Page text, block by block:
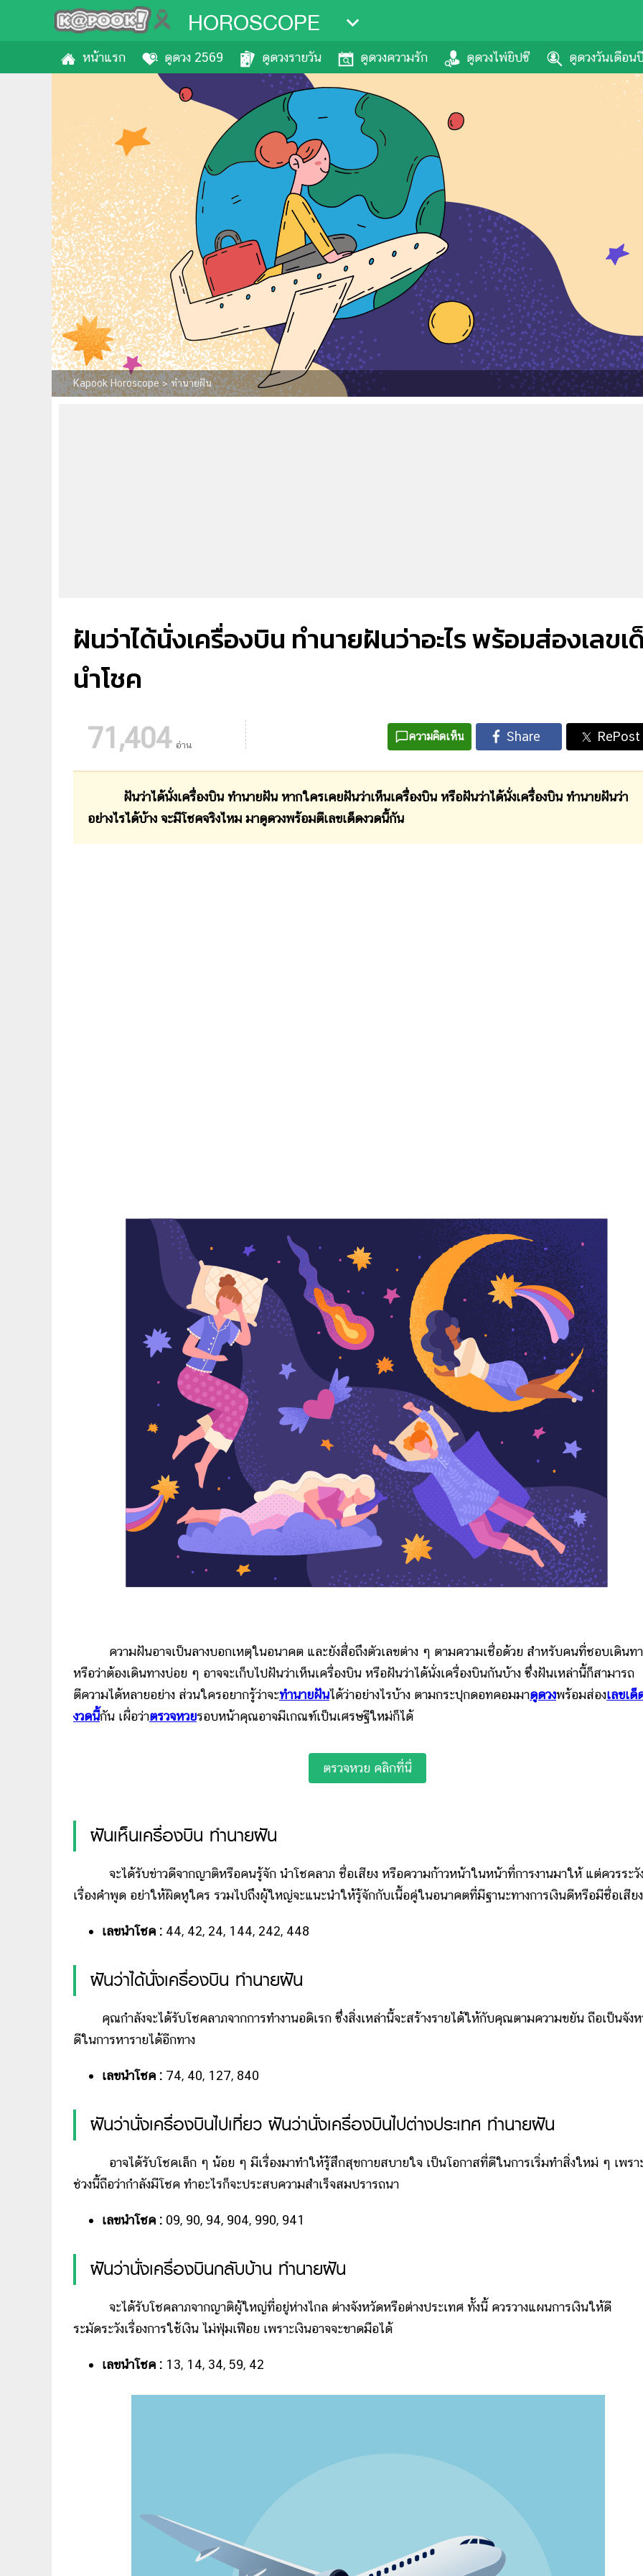
HOROSCOPE
หน้าแรก ดูดวง 2569 ดูดวงรายวัน ดูดวงความรัก ดูดวงไพ่ยิปซี ดูดวงวันเดือน
Kapook Horoscope>ทำนายฝัน
ฝันว่าได้นั่งเครื่องบิน ทำนายฝันว่าอะไร พร้อมส่องเลขเ
นำโชค
71,404 อ่าน
ความคิดเห็น
ฝันว่าได้นั่งเครื่องบิน ทำนายฝัน หากใครเคยฝันว่าเห็นเครื่องบิน หรือฝันว่าได้นั่งเครื่องบิน ทำนายฝันว่า
อย่างไรได้บ้าง จะมีโชคจริงไหม มาดูดวงพร้อมตีเลขเด็ดงวดนี้กัน
ความฝันอาจเป็นลางบอกเหตุในอนาคต และยังสื่อถึงตัวเลขต่าง ๆ ตามความเชื่อด้วย สำหรับคนที่ชอบเดินท
หรือว่าต้องเดินทางบ่อย ๆ อาจจะเก็บไปฝันว่าเห็นเครื่องบิน หรือฝันว่าได้นั่งเครื่องบินกันบ้าง ซึ่งฝันเหล่านี้ก็สามารถ
ตีความได้หลายอย่าง ส่วนใครอยากรู้ว่าจะทำนายฝันได้ว่าอย่างไรบ้าง ตามกระปุกดอทคอมมาดูดวงพร้อมส่องเลขเด็
งวดนี้กัน เผื่อว่าตรวจหวยรอบหน้าคุณอาจมีเกณฑ์เป็นเศรษฐีใหม่ก็ได้
ตรวจหวย คลิกที่นี่
ฝันเห็นเครื่องบิน ทำนายฝัน
จะได้รับข่าวดีจากญาติหรือคนรู้จัก นำโชคลาภ ชื่อเสียง หรือความก้าวหน้าในหน้าที่การงานมาให้ แต่ควรระวั
เรื่องคำพูด อย่าให้ผิดหูใคร รวมไปถึงผู้ใหญ่จะแนะนำให้รู้จักกับเนื้อคู่ในอนาคตที่มีฐานะทางการเงินดีหรือมีชื่อเสียง
เลขนำโชค : 44, 42, 24, 144, 242, 448
ฝันว่าได้นั่งเครื่องบิน ทำนายฝัน
คุณกำลังจะได้รับโชคลาภจากการทำงานอดิเรก ซึ่งสิ่งเหล่านี้จะสร้างรายได้ให้กับคุณตามความขยัน ถือเป็นจังห
ดีในการหารายได้อีกทาง
เลขนำโชค : 74, 40, 127, 840
ฝันว่านั่งเครื่องบินไปเที่ยว ฝันว่านั่งเครื่องบินไปต่างประเทศ ทำนายฝัน
อาจได้รับโชคเล็ก ๆ น้อย ๆ มีเรื่องมาทำให้รู้สึกสุขกายสบายใจ เป็นโอกาสที่ดีในการเริ่มทำสิ่งใหม่ ๆ เพรา
ช่วงนี้ถือว่ากำลังมีโชค ทำอะไรก็จะประสบความสำเร็จสมปรารถนา
เลขนำโชค : 09, 90, 94, 904, 990, 941
ฝันว่านั่งเครื่องบินกลับบ้าน ทำนายฝัน
จะได้รับโชคลาภจากญาติผู้ใหญ่ที่อยู่ห่างไกล ต่างจังหวัดหรือต่างประเทศ ทั้งนี้ ควรวางแผนการเงินให้ดี
ระมัดระวังเรื่องการใช้เงิน ไม่ฟุ่มเฟือย เพราะเงินอาจจะขาดมือได้
เลขนำโชค : 13, 14, 34, 59, 42